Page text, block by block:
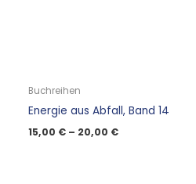
Buchreihen
Energie aus Abfall, Band 14
15,00 € – 20,00 €